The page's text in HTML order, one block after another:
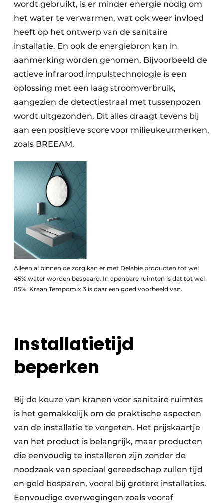
wordt gebruikt, is er minder energie nodig om
het water te verwarmen, wat ook weer invloed
heeft op het ontwerp van de sanitaire
installatie. En ook de energiebron kan in
aanmerking worden genomen. Bijvoorbeeld de
actieve infrarood impulstechnologie is een
oplossing met een laag stroomverbruik,
aangezien de detectiestraal met tussenpozen
wordt uitgezonden. Dit alles draagt tevens bij
aan een positieve score voor milieukeurmerken,
zoals BREEAM.
Alleen al binnen de zorg kan er met Delabie producten tot wel
45% water worden bespaard. In openbare ruimten is dat tot wel
85%. Kraan Tempomix 3 is daar een goed voorbeeld van.
Installatietijd
beperken
Bij de keuze van kranen voor sanitaire ruimtes
is het gemakkelijk om de praktische aspecten
van de installatie te vergeten. Het prijskaartje
van het product is belangrijk, maar producten
die eenvoudig te installeren zijn zonder de
noodzaak van speciaal gereedschap zullen tijd
en geld besparen, vooral bij grotere installaties.
Eenvoudige overwegingen zoals vooraf